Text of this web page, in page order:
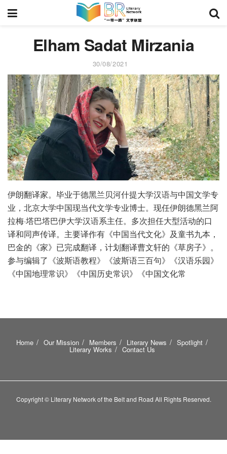
Elham Sadat Mirzania
30/08/2021
伊朗翻译家。毕业于德黑兰贝河什提大学汉语与中国文学专
业，北京大学中国现当代文学专业博士。现任伊朗德黑兰阿
拉梅·塔巴塔巴伊大学汉语系主任。多次担任大型活动的口
译和同声传译。主要译作有《中国当代文化》及童书九本，
巴金的《家》已完成翻译，计划翻译曹文轩的《草房子》。
参与编辑了《波斯语教程》《波斯语三百句》《汉语乐园》
《中国地理常识》《中国历史常识》《中国文化常
Home Our Mission Members Literary News Spotlight
Literary Works Contact Us
Copyright © Literary Network of the Belt and Road All Rights Reserved.